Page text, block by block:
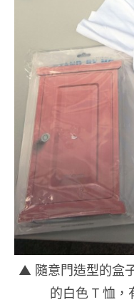
▲ 隨意門造型的盒
的白色 T 恤，